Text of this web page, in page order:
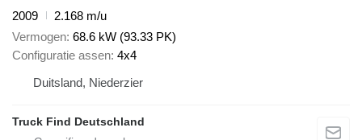
2009
2.168 m/u
Vermogen 68.6 kW (93.33 PK)
Configuratie assen 4x4
Duitsland, Niederzier
Truck Find Deutschland